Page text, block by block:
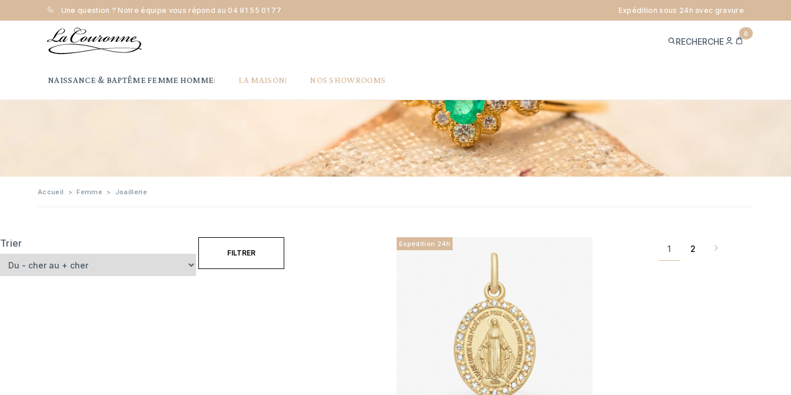
Une question ? Notre équipe vous répond au 04 91 55 01 77 Expédition sous 24h avec gravure
RECHERCHE
MEPANIER
0
NAISSANCE & BAPTÊME FEMME HOMME LA MAISON NOS SHOWROOMS
Accueil Femme Joaillerie
Trier
FILTRER
Expédition 24h 1 2 Page